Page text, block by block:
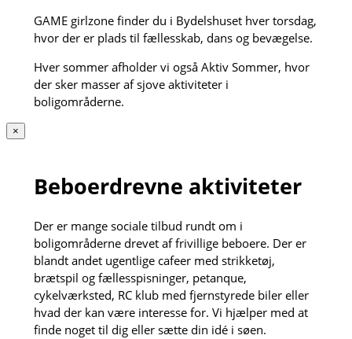
GAME girlzone finder du i Bydelshuset hver torsdag,
hvor der er plads til fællesskab, dans og bevægelse.
Hver sommer afholder vi også Aktiv Sommer, hvor
der sker masser af sjove aktiviteter i
boligområderne.
×
Beboerdrevne aktiviteter
Der er mange sociale tilbud rundt om i
boligområderne drevet af frivillige beboere. Der er
blandt andet ugentlige cafeer med strikketøj,
brætspil og fællesspisninger, petanque,
cykelværksted, RC klub med fjernstyrede biler eller
hvad der kan være interesse for. Vi hjælper med at
finde noget til dig eller sætte din idé i søen.